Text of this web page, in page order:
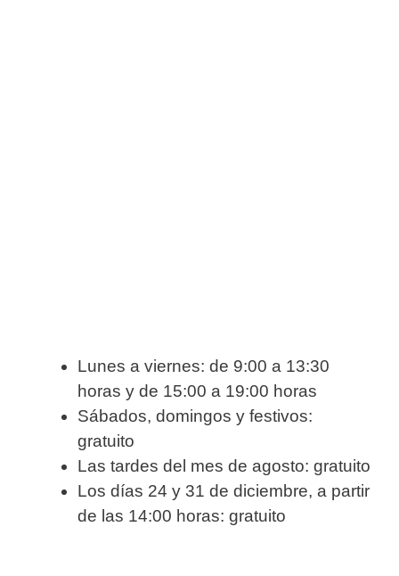
Lunes a viernes: de 9:00 a 13:30
horas y de 15:00 a 19:00 horas
Sábados, domingos y festivos:
gratuito
Las tardes del mes de agosto: gratuito
Los días 24 y 31 de diciembre, a partir
de las 14:00 horas: gratuito